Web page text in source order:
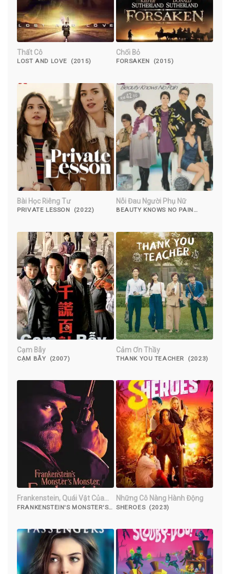
Thất Cô
LOST AND LOVE (2015)
Chối Bỏ
FORSAKEN (2015)
Bài Học Riêng Tư
PRIVATE LESSON (2022)
Nỗi Đau Người Phụ Nữ
BEAUTY KNOWS NO PAIN
Cạm Bẫy
CẠM BẪY (2007)
Cảm Ơn Thầy
THANK YOU TEACHER (2023)
Frankenstein, Quái Vật Của
Quái Vật Của Frankenstein
FRANKENSTEIN'S MONSTER'S
Những Cô Nàng Hành Động
SHEROES (2023)